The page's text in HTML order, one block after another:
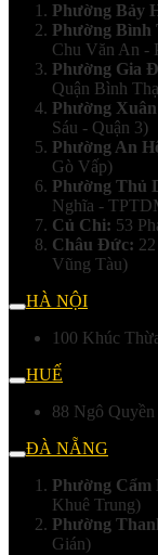
Phường Bảy
Phường Bình
Chu Văn An -
Phường Gia
Quận Bình
Phường
Sáu - Quận 3)
Phường An
Gò Vấp)
Phường Thủ
Nghĩa -
Củ Chi: 53
Châu Đức:
Vũng Tàu)
HÀ NỘI
100 Khúc
HUẾ
88 Ngô
ĐÀ NẴNG
Phường Cẩm
Khuê Trung)
Phường
Gián)